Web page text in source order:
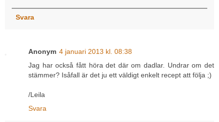
Svara
Anonym 4 januari 2013 kl. 08:38
Jag har också fått höra det där om dadlar. Undrar om det
stämmer? Isåfall är det ju ett väldigt enkelt recept att följa ;)
/Leila
Svara